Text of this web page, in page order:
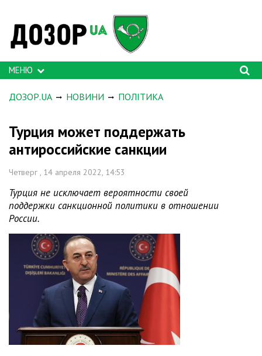
МЕНЮ
ДОЗОР.UA НОВИНИ ПОЛІТИКА
Турция может поддержать
антироссийские санкции
Четверг , 14 апреля 2022, 14:53
Турция не исключает вероятности своей
поддержки санкционной политики в отношении
России.